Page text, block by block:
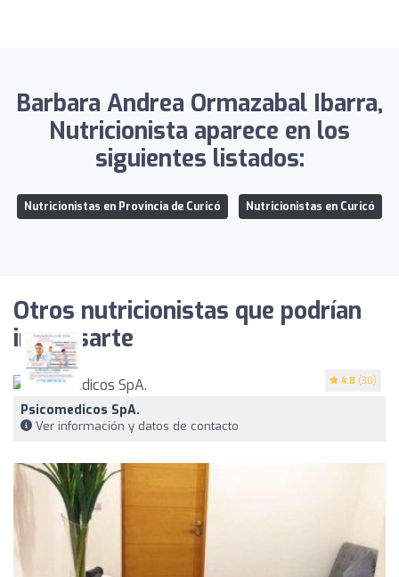
Barbara Andrea Ormazabal Ibarra,
Nutricionista aparece en los
siguientes listados:
Nutricionistas en Provincia de Curicó Nutricionistas en Curicó
Otros nutricionistas que podrían
interesarte
4.8 (30)
Psicomedicos SpA.
Ver información y datos de contacto